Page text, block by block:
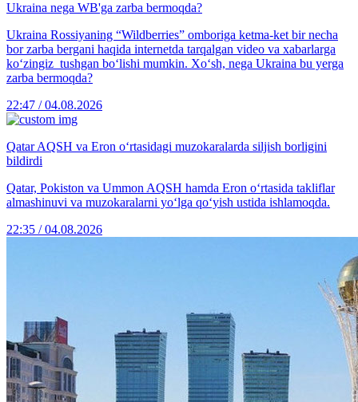
Ukraina nega WB'ga zarba bermoqda?
Ukraina Rossiyaning “Wildberries” omboriga ketma-ket bir necha
bor zarba bergani haqida internetda tarqalgan video va xabarlarga
ko‘zingiz tushgan bo‘lishi mumkin. Xo‘sh, nega Ukraina bu yerga
zarba bermoqda?
22:47 / 04.08.2026
Qatar AQSH va Eron o‘rtasidagi muzokaralarda siljish borligini
bildirdi
Qatar, Pokiston va Ummon AQSH hamda Eron o‘rtasida takliflar
almashinuvi va muzokaralarni yo‘lga qo‘yish ustida ishlamoqda.
22:35 / 04.08.2026